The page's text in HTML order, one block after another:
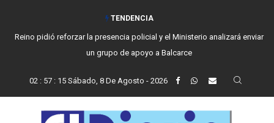
TENDENCIA
Reino pidió reforzar la presencia policial y el Ministerio analizará enviar
un grupo de apoyo a Balcarce
02 : 57 : 16 Sábado, 8 De Agosto - 2026